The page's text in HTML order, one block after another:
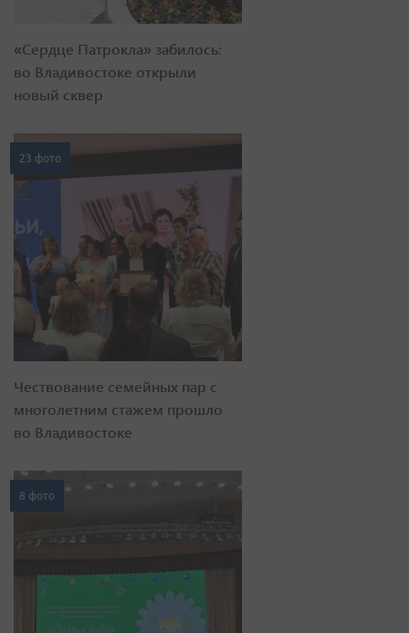
«Сердце Патрокла» забилось:
во Владивостоке открыли
новый сквер
23 фото
Чествование семейных пар с
многолетним стажем прошло
во Владивостоке
8 фото